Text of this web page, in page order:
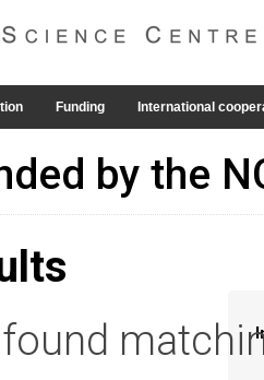
Funding International
by the